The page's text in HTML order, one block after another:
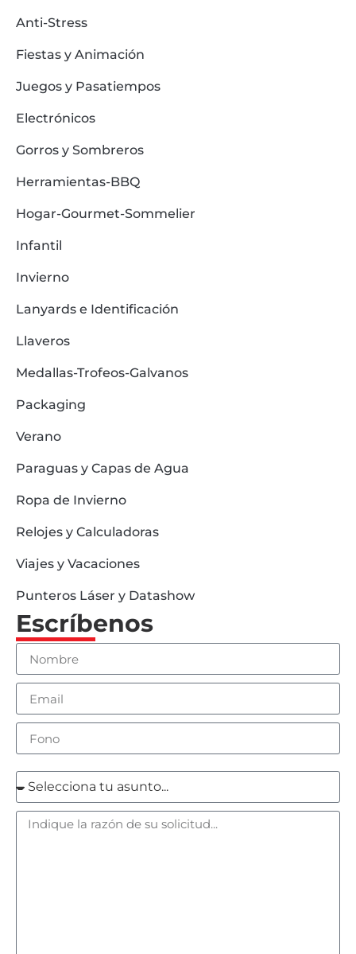
Anti-Stress
Fiestas y Animación
Juegos y Pasatiempos
Electrónicos
Gorros y Sombreros
Herramientas-BBQ
Hogar-Gourmet-Sommelier
Infantil
Invierno
Lanyards e Identificación
Llaveros
Medallas-Trofeos-Galvanos
Packaging
Verano
Paraguas y Capas de Agua
Ropa de Invierno
Relojes y Calculadoras
Viajes y Vacaciones
Punteros Láser y Datashow
Escríbenos